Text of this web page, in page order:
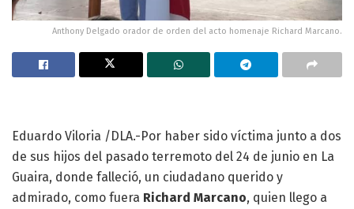
Anthony Delgado orador de orden del acto homenaje Richard Marcano.
Eduardo Viloria /DLA.-Por haber sido víctima junto a dos
de sus hijos del pasado terremoto del 24 de junio en La
Guaira, donde falleció, un ciudadano querido y
admirado, como fuera Richard Marcano, quien llego a